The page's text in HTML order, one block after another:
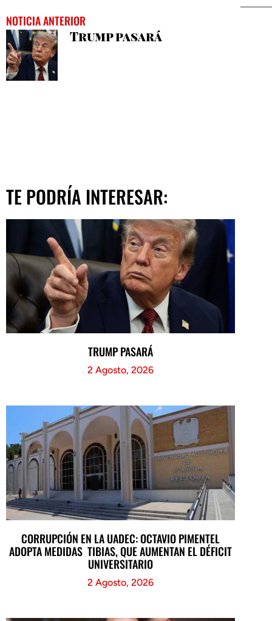
NOTICIA ANTERIOR
Trump pasará
TE PODRÍA INTERESAR:
TRUMP PASARÁ
2 Agosto, 2026
CORRUPCIÓN EN LA UADEC: OCTAVIO PIMENTEL
ADOPTA MEDIDAS TIBIAS, QUE AUMENTAN EL DÉFICIT
UNIVERSITARIO
2 Agosto, 2026